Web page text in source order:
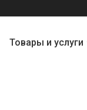
Товары и услуги